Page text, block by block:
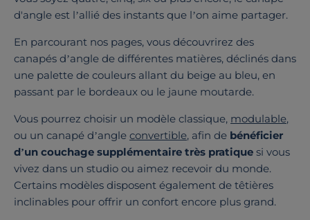
d'angle est l’allié des instants que l’on aime partager.
En parcourant nos pages, vous découvrirez des
canapés d’angle de différentes matières, déclinés dans
une palette de couleurs allant du beige au bleu, en
passant par le bordeaux ou le jaune moutarde.
Vous pourrez choisir un modèle classique, modulable,
ou un canapé d’angle convertible, afin de bénéficier
d’un couchage supplémentaire très pratique si vous
vivez dans un studio ou aimez recevoir du monde.
Certains modèles disposent également de têtières
inclinables pour offrir un confort encore plus grand.